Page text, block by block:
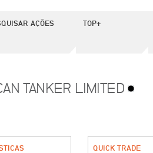
AÇÕES TOP+
TANKER LIMITED
QUICK TRADE